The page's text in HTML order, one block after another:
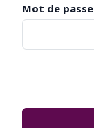
Mot de passe